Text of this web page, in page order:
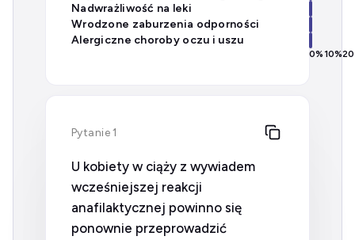
Nadwrażliwość na leki
Wrodzone zaburzenia odporności
Alergiczne choroby oczu i uszu
0% 10%20
Pytanie 1
U kobiety w ciąży z wywiadem
wcześniejszej reakcji
anafilaktycznej powinno się
ponownie przeprowadzić